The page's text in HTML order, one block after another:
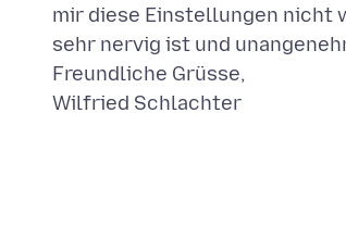
mir diese Einstellungen nicht
sehr nervig ist und
Freundliche Grüsse,